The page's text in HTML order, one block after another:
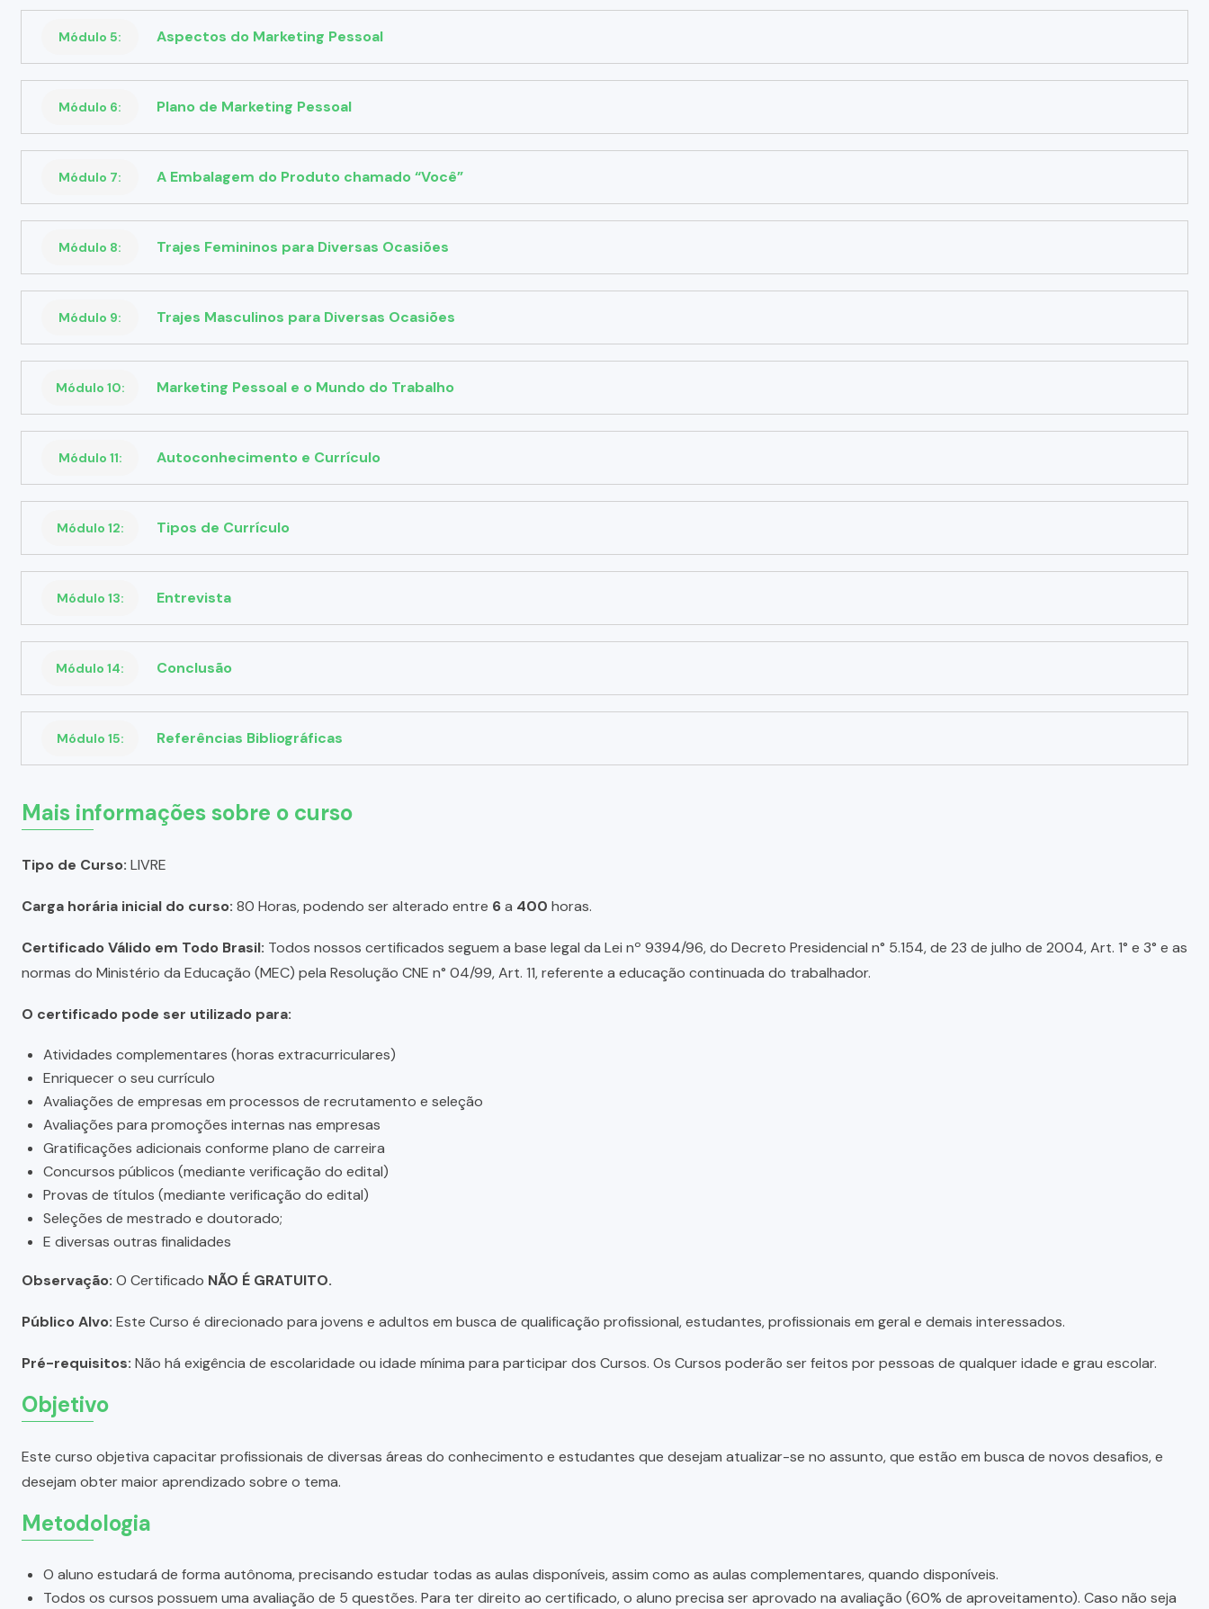
Módulo 5: Aspectos do Marketing Pessoal
Módulo 6: Plano de Marketing Pessoal
Módulo 7: A Embalagem do Produto chamado “Você”
Módulo 8: Trajes Femininos para Diversas Ocasiões
Módulo 9: Trajes Masculinos para Diversas Ocasiões
Módulo 10: Marketing Pessoal e o Mundo do Trabalho
Módulo 11: Autoconhecimento e Currículo
Módulo 12: Tipos de Currículo
Módulo 13: Entrevista
Módulo 14: Conclusão
Módulo 15: Referências Bibliográficas
Mais informações sobre o curso
Tipo de Curso: LIVRE
Carga horária inicial do curso: 80 Horas, podendo ser alterado entre 6a 400 horas.
Certificado Válido em Todo Brasil: Todos nossos certificados seguem a base legal da Lei nº 9394/96, do Decreto Presidencial n° 5.154, de 23 de julho de 2004, Art. 1° e 3° e as
normas do Ministério da Educação (MEC) pela Resolução CNE n° 04/99, Art. 11, referente a educação continuada do trabalhador.
O certificado pode ser utilizado para:
Atividades complementares (horas extracurriculares)
Enriquecer o seu currículo
Avaliações de empresas em processos de recrutamento e seleção
Avaliações para promoções internas nas empresas
Gratificações adicionais conforme plano de carreira
Concursos públicos (mediante verificação do edital)
Provas de títulos (mediante verificação do edital)
Seleções de mestrado e doutorado;
E diversas outras finalidades
Observação: O Certificado NÃO É GRATUITO.
Público Alvo: Este Curso é direcionado para jovens e adultos em busca de qualificação profissional, estudantes, profissionais em geral e demais interessados.
Pré-requisitos: Não há exigência de escolaridade ou idade mínima para participar dos Cursos. Os Cursos poderão ser feitos por pessoas de qualquer idade e grau escolar.
Objetivo
Este curso objetiva capacitar profissionais de diversas áreas do conhecimento e estudantes que desejam atualizar-se no assunto, que estão em busca de novos desafios, e
desejam obter maior aprendizado sobre o tema.
Metodologia
O aluno estudará de forma autônoma, precisando estudar todas as aulas disponíveis, assim como as aulas complementares, quando disponíveis.
Todos os cursos possuem uma avaliação de 5 questões. Para ter direito ao certificado, o aluno precisa ser aprovado na avaliação (60% de aproveitamento). Caso não seja